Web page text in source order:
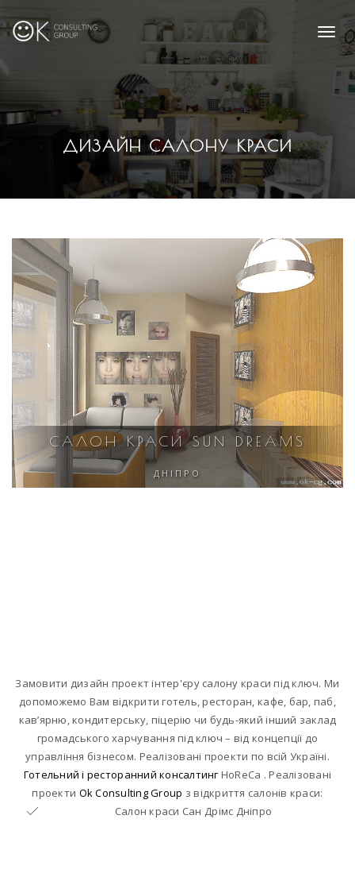
Toggle
ДИЗАЙН САЛОНУ КРАСИ
САЛОН КРАСИ SUN DREAMS
ДНІПРО
Замовити дизайн проект інтер'єру салону краси під ключ. Ми
допоможемо Вам відкрити готель, ресторан, кафе, бар, паб,
кав’ярню, кондитерську, піцерію чи будь-який інший заклад
громадського харчування під ключ – від концепції до
управління бізнесом. Реалізовані проекти по всій Україні.
Готельний і ресторанний консалтингHoReCa . Реалізовані
проекти Ok Consulting Group з відкриття салонів краси:
Салон краси Сан Дрімс Дніпро